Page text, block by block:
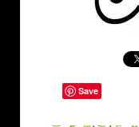
Save